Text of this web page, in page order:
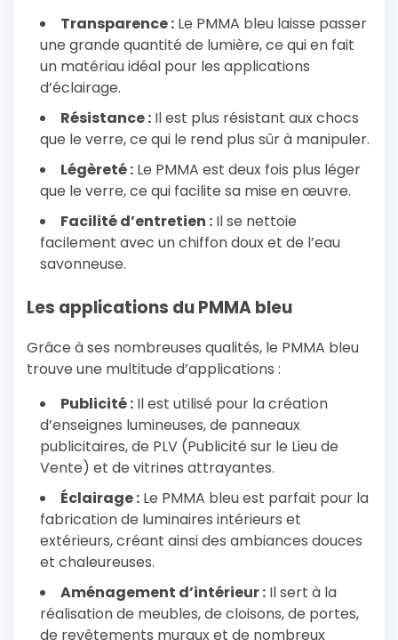
Transparence : Le PMMA bleu laisse passer
une grande quantité de lumière, ce qui en fait
un matériau idéal pour les applications
d’éclairage.
Résistance : Il est plus résistant aux chocs
que le verre, ce qui le rend plus sûr à manipuler.
Légèreté : Le PMMA est deux fois plus léger
que le verre, ce qui facilite sa mise en œuvre.
Facilité d’entretien : Il se nettoie
facilement avec un chiffon doux et de l’eau
savonneuse.
Les applications du PMMA bleu
Grâce à ses nombreuses qualités, le PMMA bleu
trouve une multitude d’applications :
Publicité : Il est utilisé pour la création
d’enseignes lumineuses, de panneaux
publicitaires, de PLV (Publicité sur le Lieu de
Vente) et de vitrines attrayantes.
Éclairage : Le PMMA bleu est parfait pour la
fabrication de luminaires intérieurs et
extérieurs, créant ainsi des ambiances douces
et chaleureuses.
Aménagement d’intérieur : Il sert à la
réalisation de meubles, de cloisons, de portes,
de revêtements muraux et de nombreux